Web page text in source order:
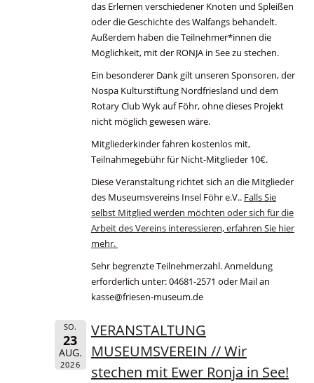
das Erlernen verschiedener Knoten und Spleißen
oder die Geschichte des Walfangs behandelt.
Außerdem haben die Teilnehmer*innen die
Möglichkeit, mit der RONJA in See zu stechen.
Ein besonderer Dank gilt unseren Sponsoren, der
Nospa Kulturstiftung Nordfriesland und dem
Rotary Club Wyk auf Föhr, ohne dieses Projekt
nicht möglich gewesen wäre.
Mitgliederkinder fahren kostenlos mit,
Teilnahmegebühr für Nicht-Mitglieder 10€.
Diese Veranstaltung richtet sich an die Mitglieder
des Museumsvereins Insel Föhr e.V.. Falls Sie
selbst Mitglied werden möchten oder sich für die
Arbeit des Vereins interessieren, erfahren Sie hier
mehr.
Sehr begrenzte Teilnehmerzahl. Anmeldung
erforderlich unter: 04681-2571 oder Mail an
kasse@friesen-museum.de
SO.
23
AUG.
2026
VERANSTALTUNG
MUSEUMSVEREIN // Wir
stechen mit Ewer Ronja in See!